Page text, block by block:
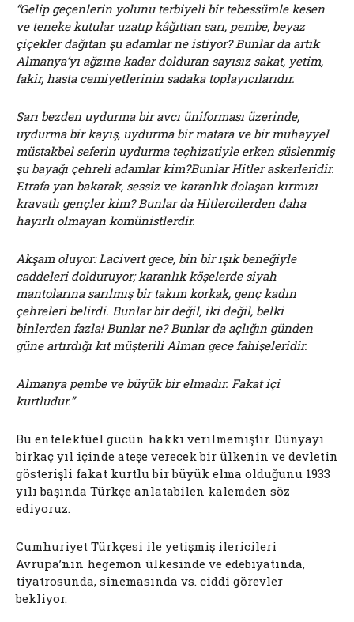
“Gelip geçenlerin yolunu terbiyeli bir tebessümle kesen
ve teneke kutular uzatıp kâğıttan sarı, pembe, beyaz
çiçekler dağıtan şu adamlar ne istiyor? Bunlar da artık
Almanya’yı ağzına kadar dolduran sayısız sakat, yetim,
fakir, hasta cemiyetlerinin sadaka toplayıcılarıdır.
Sarı bezden uydurma bir avcı üniforması üzerinde,
uydurma bir kayış, uydurma bir matara ve bir muhayyel
müstakbel seferin uydurma teçhizatiyle erken süslenmiş
şu bayağı çehreli adamlar kim?Bunlar Hitler askerleridir.
Etrafa yan bakarak, sessiz ve karanlık dolaşan kırmızı
kravatlı gençler kim? Bunlar da Hitlercilerden daha
hayırlı olmayan komünistlerdir.
Akşam oluyor: Lacivert gece, bin bir ışık beneğiyle
caddeleri dolduruyor; karanlık köşelerde siyah
mantolarına sarılmış bir takım korkak, genç kadın
çehreleri belirdi. Bunlar bir değil, iki değil, belki
binlerden fazla! Bunlar ne? Bunlar da açlığın günden
güne artırdığı kıt müşterili Alman gece fahişeleridir.
Almanya pembe ve büyük bir elmadır. Fakat içi
kurtludur.”
Bu entelektüel gücün hakkı verilmemiştir. Dünyayı
birkaç yıl içinde ateşe verecek bir ülkenin ve devletin
gösterişli fakat kurtlu bir büyük elma olduğunu 1933
yılı başında Türkçe anlatabilen kalemden söz
ediyoruz.
Cumhuriyet Türkçesi ile yetişmiş ilericileri
Avrupa’nın hegemon ülkesinde ve edebiyatında,
tiyatrosunda, sinemasında vs. ciddi görevler
bekliyor.